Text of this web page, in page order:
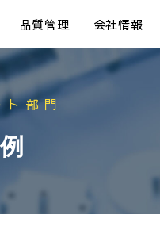
品質管理 会社情報
部門